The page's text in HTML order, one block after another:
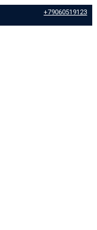
+79060519123